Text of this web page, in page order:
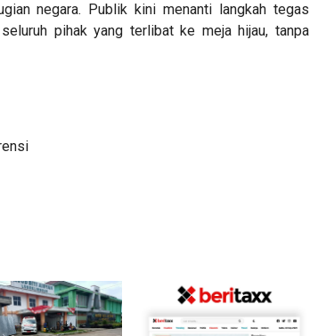
negara. Publik kini menanti langkah tegas
pihak yang terlibat ke meja hijau, tanpa